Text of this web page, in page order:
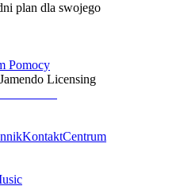
plan dla swojego
Pomocy
Jamendo Licensing
KontaktCentrum